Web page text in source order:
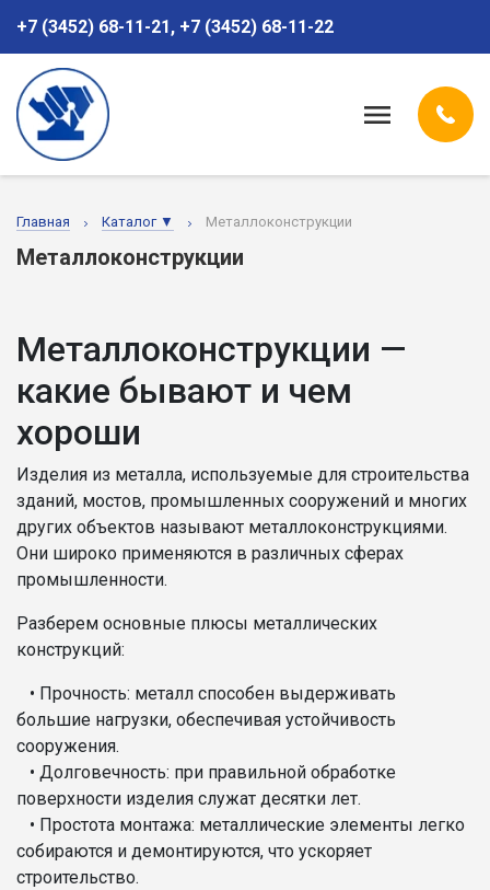
+7 (3452) 68-11-21, +7 (3452) 68-11-22
Главная Каталог ▼ Металлоконструкции
Металлоконструкции
Металлоконструкции —
какие бывают и чем
хороши
Изделия из металла, используемые для строительства
зданий, мостов, промышленных сооружений и многих
других объектов называют металлоконструкциями.
Они широко применяются в различных сферах
промышленности.
Разберем основные плюсы металлических
конструкций:
• Прочность: металл способен выдерживать
большие нагрузки, обеспечивая устойчивость
сооружения.
• Долговечность: при правильной обработке
поверхности изделия служат десятки лет.
• Простота монтажа: металлические элементы легко
собираются и демонтируются, что ускоряет
строительство.